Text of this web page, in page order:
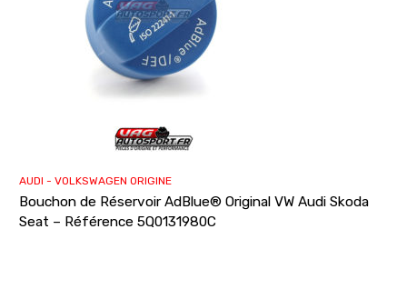
AUDI - VOLKSWAGEN ORIGINE
Bouchon de Réservoir AdBlue® Original VW Audi Skoda
Seat – Référence 5Q0131980C